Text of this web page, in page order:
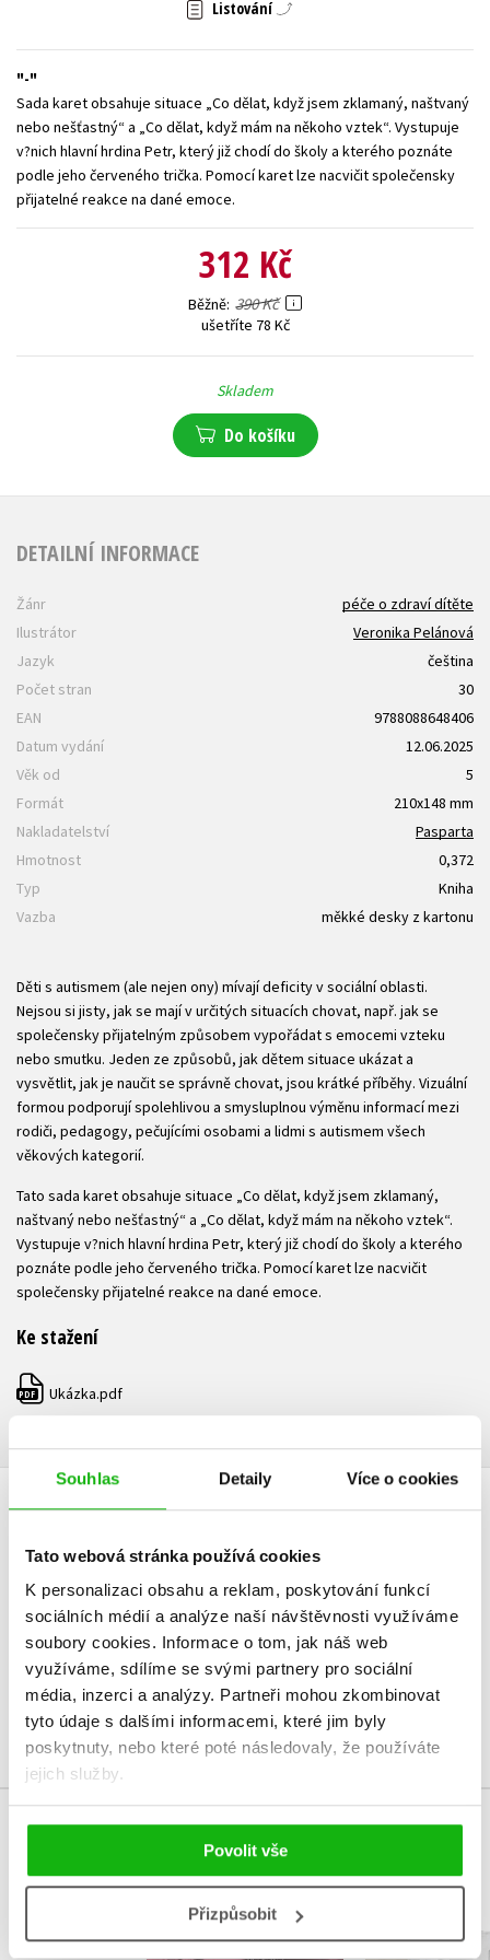
Souhlas Detaily Více o cookies
Tato webová stránka používá cookies
K personalizaci obsahu a reklam, poskytování funkcí
sociálních médií a analýze naší návštěvnosti využíváme
soubory cookies. Informace o tom, jak náš web
využíváme, sdílíme se svými partnery pro sociální
média, inzerci a analýzy. Partneři mohou zkombinovat
tyto údaje s dalšími informacemi, které jim byly
poskytnuty, nebo které poté následovaly, že používáte
jejich služby.
Povolit vše
Přizpůsobit
Listování
-
Sada karet obsahuje situace „Co dělat, když jsem zklamaný, naštvaný
nebo nešťastný“ a „Co dělat, když mám na někoho vztek“. Vystupuje
v?nich hlavní hrdina Petr, který již chodí do školy a kterého poznáte
podle jeho červeného trička. Pomocí karet lze nacvičit společensky
přijatelné reakce na dané emoce.
312 Kč
Běžně 390 Kč
ušetříte 78 Kč
Skladem
Do košíku
DETAILNÍ INFORMACE
Žánr
péče o zdraví dítěte
Ilustrátor
Veronika Pelánová
Jazyk
čeština
Počet stran
30
EAN
9788088648406
Datum vydání
12.06.2025
Věk od
5
Formát
210x148 mm
Nakladatelství
Pasparta
Hmotnost
0,372
Typ
Kniha
Vazba
měkké desky z kartonu
Děti s autismem (ale nejen ony) mívají deficity v sociální oblasti.
Nejsou si jisty, jak se mají v určitých situacích chovat, např. jak se
společensky přijatelným způsobem vypořádat s emocemi vzteku
nebo smutku. Jeden ze způsobů, jak dětem situace ukázat a
vysvětlit, jak je naučit se správně chovat, jsou krátké příběhy. Vizuální
formou podporují spolehlivou a smysluplnou výměnu informací mezi
rodiči, pedagogy, pečujícími osobami a lidmi s autismem všech
věkových kategorií.
Tato sada karet obsahuje situace „Co dělat, když jsem zklamaný,
naštvaný nebo nešťastný“ a „Co dělat, když mám na někoho vztek“.
Vystupuje v?nich hlavní hrdina Petr, který již chodí do školy a kterého
poznáte podle jeho červeného trička. Pomocí karet lze nacvičit
společensky přijatelné reakce na dané emoce.
Ke stažení
PDF Ukázka.pdf
Vaše hodnocení
Uživatelskou recenzi mohou vkládat pouze registrovaní uživatelé
Přihlásit
MOHLO BY VÁS TAKÉ ZAJÍMAT
Edukačně-hodnotící